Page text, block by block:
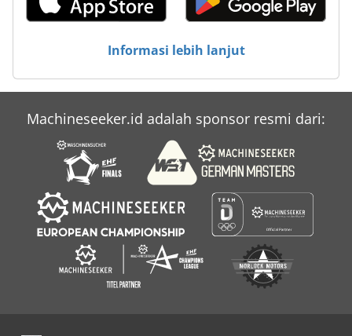
Informasi lebih lanjut
Machineseeker.id adalah sponsor resmi dari: